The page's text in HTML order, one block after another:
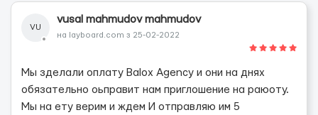
VU
vusal mahmudov mahmudov
на layboard.com з 25-02-2022
Мы зделали оплату Balox Agency и они на днях
обязательно оьправит нам приглошение на раюоту.
Мы на ету верим и ждем И отправляю им 5